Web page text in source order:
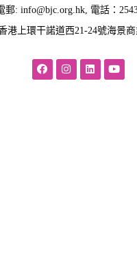
郵: info@bjc.org.hk , 電話：
港上環干諾道西21-24號海景